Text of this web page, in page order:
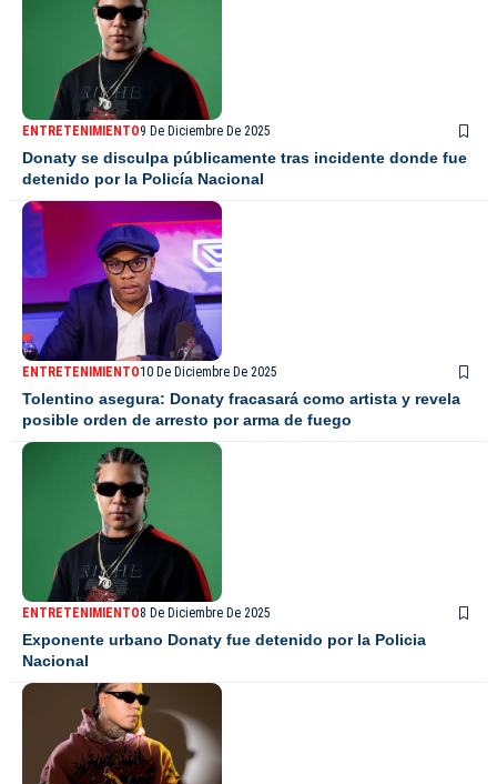
ENTRETENIMIENTO9 De Diciembre De 2025
Donaty se disculpa públicamente tras incidente donde fue
detenido por la Policía Nacional
ENTRETENIMIENTO10 De Diciembre De 2025
Tolentino asegura: Donaty fracasará como artista y revela
posible orden de arresto por arma de fuego
ENTRETENIMIENTO8 De Diciembre De 2025
Exponente urbano Donaty fue detenido por la Policia
Nacional